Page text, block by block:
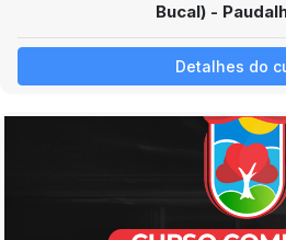
Bucal) -
Detalhes do